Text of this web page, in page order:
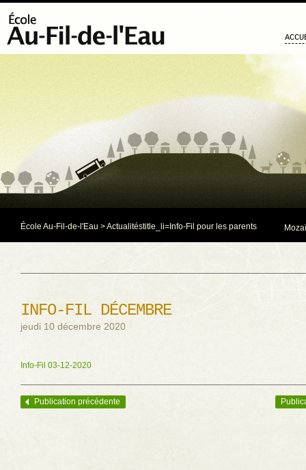
École Au-Fil-de-l'Eau >Actualitéstitle_li= Info-Fil pour les parents
INFO-FIL DÉCEMBRE
jeudi 10 décembre 2020
Info-Fil 03-12-2020
Navigation des articles
Publication précédente